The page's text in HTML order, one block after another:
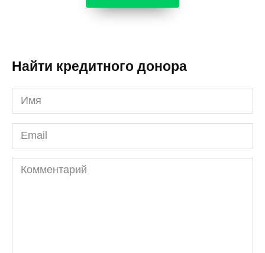
Найти кредитного донора
Имя
*
Email
*
Комментарий